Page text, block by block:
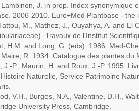
J. in prep. Index synonymique
2006-2010. Euro+Med Plantbase -
M., Mathez, J., Ouyahya, A. and
Travaux de l'Institut
H.M. and Long, G. (eds). 1986. Med-
R. 1934. Catalogue des plantes du
J.-P., Maurin, H. and Roux, J.-P. 1995.
Naturelle, Service Patrimoine
V.H., Burges, N.A., Valentine, D.H.,
University Press, Cambridge.